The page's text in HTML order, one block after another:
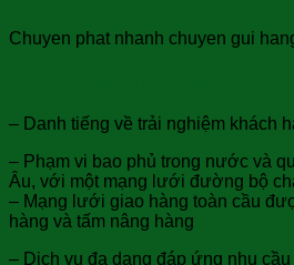
Chuyen phat nhanh chuyen gui
– Danh tiếng về trải nghiệm khách
– Phạm vi bao phủ trong nước và
Âu, với một mạng lưới đường bộ
– Mạng lưới giao hàng toàn cầu
hàng và tấm nâng hàng
– Dịch vụ đa dạng đáp ứng nhu